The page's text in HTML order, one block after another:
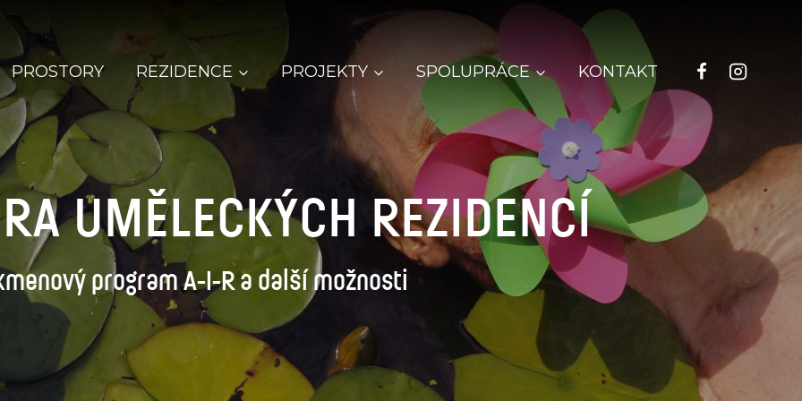
PROSTORY REZIDENCE PROJEKTY SPOLUPRÁCE KONTAKT
UMĚLECKÝCH REZIDENCÍ
program A-I-R a další možnosti